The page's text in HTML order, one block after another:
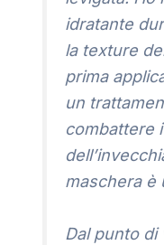
idratante
la texture
prima
un
combattere
maschera è
Dal punto di